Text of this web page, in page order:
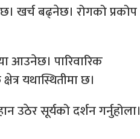
खर्च बढ्नेछ। रोगको प्रकोप
आउनेछ। पारिवारिक
यथास्थितीमा छ।
उठेर सूर्यको दर्शन गर्नुहोला।